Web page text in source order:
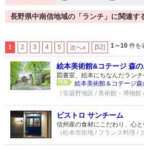
長野県中南信地域の「ランチ」に関連す
1 2 3 4 5 次へ» [52] 1～10 件を
絵本美術館&コテージ 森
図書室、絵本にちなんだラン
絵本美術館＆コテージ
（安曇野地区 / 美術館・博物館
ビストロ サンチーム
信州産の食材にこだわり、心
（松本市街地 / フランス料理 /